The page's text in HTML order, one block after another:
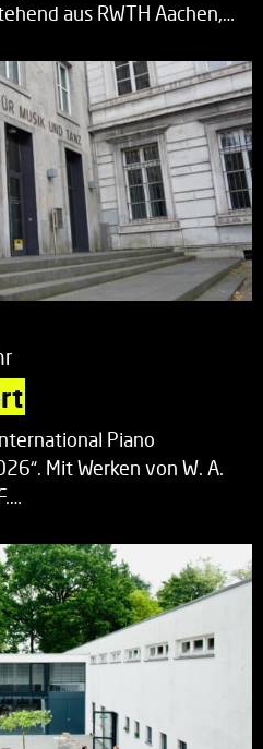
aus RWTH Aachen,…
Piano
Mit Werken von W. A.